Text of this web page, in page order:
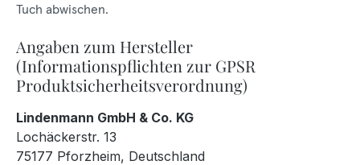
Tuch abwischen.
Angaben zum Hersteller
(Informationspflichten zur GPSR
Produktsicherheitsverordnung)
Lindenmann GmbH & Co. KG
Lochäckerstr. 13
75177 Pforzheim, Deutschland